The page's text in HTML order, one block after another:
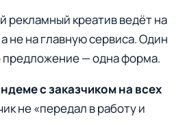
рекламный креатив ведёт на
не на главную сервиса. Один
предложение — одна форма.
с заказчиком на всех
не «передал в работу и